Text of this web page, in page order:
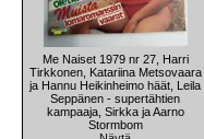
Me Naiset 1979 nr 27, Harri
Tirkkonen, Katariina Metsovaara
ja Hannu Heikinheimo häät, Leila
Seppänen - supertähtien
kampaaja, Sirkka ja Aarno
Stormbom